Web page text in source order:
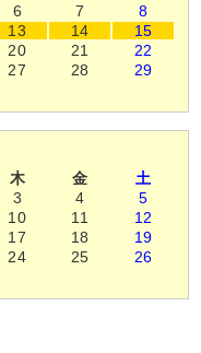
6 7
8
13 14
15
20 21
22
27 28
29
木 金
土
3 4
5
10 11
12
17 18
19
24 25
26